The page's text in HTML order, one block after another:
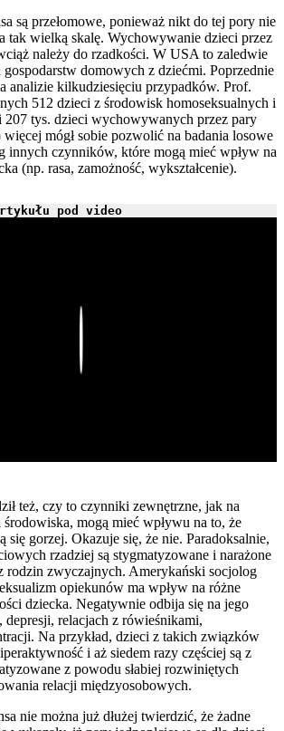
są przełomowe, ponieważ nikt do tej pory nie
tak wielką skalę. Wychowywanie dzieci przez
należy do rzadkości. W USA to zaledwie
domowych z dziećmi. Poprzednie
analizie kilkudziesięciu przypadków. Prof.
512 dzieci z środowisk homoseksualnych i
207 tys. dzieci wychowywanych przez pary
więcej mógł sobie pozwolić na badania losowe
innych czynników, które mogą mieć wpływ na
(np. rasa, zamożność, wykształcenie).
pod video
też, czy to czynniki zewnętrzne, jak na
mogą mieć wpływu na to, że
się gorzej. Okazuje się, że nie. Paradoksalnie,
rzadziej są stygmatyzowane i narażone
rodzin zwyczajnych. Amerykański socjolog
opiekunów ma wpływ na różne
dziecka. Negatywnie odbija się na jego
depresji, relacjach z rówieśnikami,
Na przykład, dzieci z takich związków
i aż siedem razy częściej są z
z powodu słabiej rozwiniętych
relacji międzyosobowych.
nie można już dłużej twierdzić, że żadne